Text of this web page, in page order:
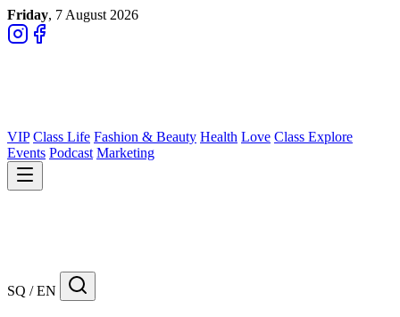
Friday, 7 August 2026
VIP Class Life Fashion & Beauty Health Love Class Explore
Events Podcast Marketing
SQ / EN